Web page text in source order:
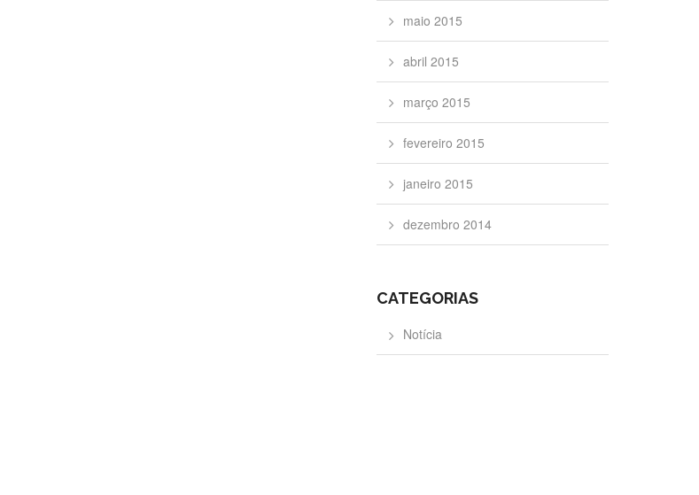
maio 2015
abril 2015
março 2015
fevereiro 2015
janeiro 2015
dezembro 2014
CATEGORIAS
Notícia